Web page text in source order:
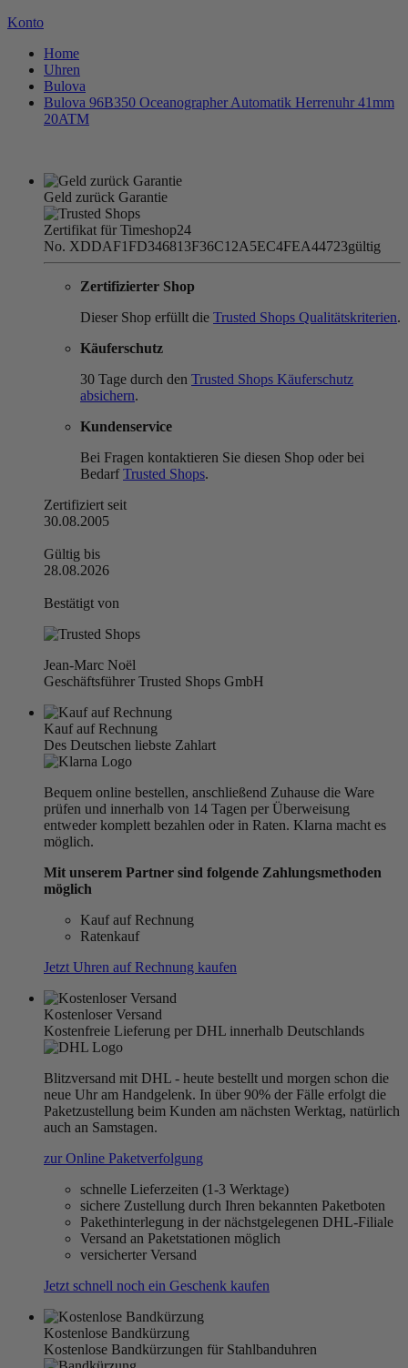
Konto
Home
Uhren
Bulova
Bulova 96B350 Oceanographer Automatik Herrenuhr 41mm
20ATM
Geld zurück Garantie
Zertifikat für Timeshop24
No. XDDAF1FD346813F36C12A5EC4FEA44723gültig
Zertifizierter Shop
Dieser Shop erfüllt die Trusted Shops Qualitätskriterien.
Käuferschutz
30 Tage durch den Trusted Shops Käuferschutz
absichern.
Kundenservice
Bei Fragen kontaktieren Sie diesen Shop oder bei
BedarfTrusted Shops.
Zertifiziert seit
30.08.2005
Gültig bis
28.08.2026
Bestätigt von
Jean-Marc Noël
Geschäftsführer Trusted Shops GmbH
Kauf auf Rechnung
Des Deutschen liebste Zahlart
Bequem online bestellen, anschließend Zuhause die Ware
prüfen und innerhalb von 14 Tagen per Überweisung
entweder komplett bezahlen oder in Raten. Klarna macht es
möglich.
Mit unserem Partner sind folgende Zahlungsmethoden
möglich
Kauf auf Rechnung
Ratenkauf
Jetzt Uhren auf Rechnung kaufen
Kostenloser Versand
Kostenfreie Lieferung per DHL innerhalb Deutschlands
Blitzversand mit DHL - heute bestellt und morgen schon die
neue Uhr am Handgelenk. In über 90% der Fälle erfolgt die
Paketzustellung beim Kunden am nächsten Werktag, natürlich
auch an Samstagen.
zur Online Paketverfolgung
schnelle Lieferzeiten (1-3 Werktage)
sichere Zustellung durch Ihren bekannten Paketboten
Pakethinterlegung in der nächstgelegenen DHL-Filiale
Versand an Paketstationen möglich
versicherter Versand
Jetzt schnell noch ein Geschenk kaufen
Kostenlose Bandkürzung
Kostenlose Bandkürzungen für Stahlbanduhren